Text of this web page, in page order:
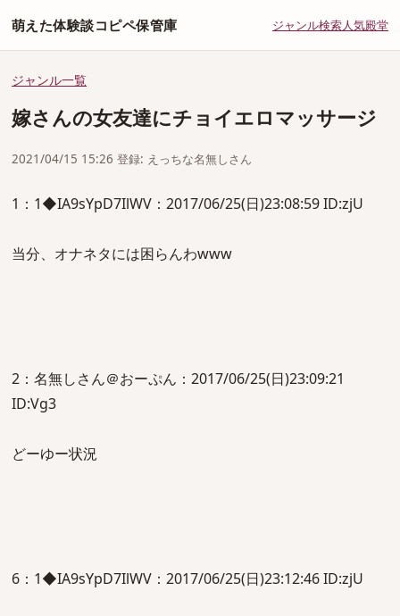
萌えた体験談コピペ保管庫 ジャンル検索人気殿堂
ジャンル一覧
嫁さんの女友達にチョイエロマッサージ
2021/04/15 15:26 登録: えっちな名無しさん
1：1◆IA9sYpD7IlWV：2017/06/25(日)23:08:59 ID:zjU
当分、オナネタには困らんわwww
2：名無しさん＠おーぷん：2017/06/25(日)23:09:21
ID:Vg3
どーゆー状況
6：1◆IA9sYpD7IlWV：2017/06/25(日)23:12:46 ID:zjU